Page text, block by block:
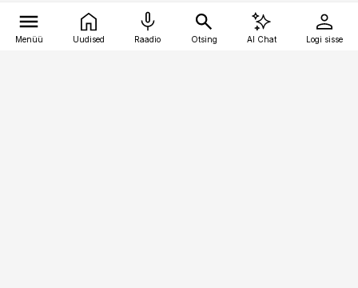
Menüü Uudised Raadio Otsing AI Chat Logi sisse